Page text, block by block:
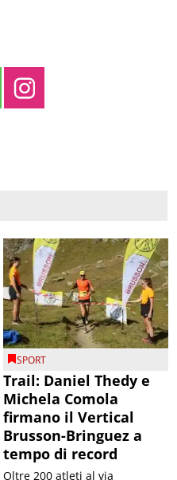
SPORT
Trail: Daniel Thedy e
Michela Comola
firmano il Vertical
Brusson-Bringuez a
tempo di record
Oltre 200 atleti al via